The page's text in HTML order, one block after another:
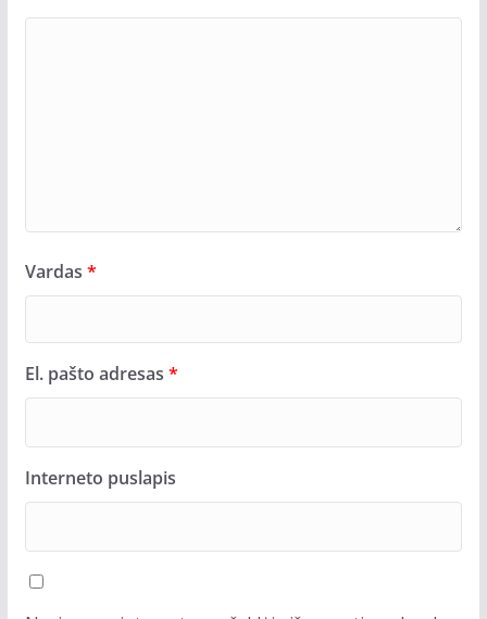
Vardas *
El. pašto adresas *
Interneto puslapis